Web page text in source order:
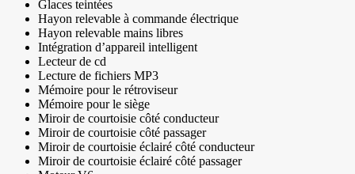
Glaces teintées
Hayon relevable à commande électrique
Hayon relevable mains libres
Intégration d’appareil intelligent
Lecteur de cd
Lecture de fichiers MP3
Mémoire pour le rétroviseur
Mémoire pour le siège
Miroir de courtoisie côté conducteur
Miroir de courtoisie côté passager
Miroir de courtoisie éclairé côté conducteur
Miroir de courtoisie éclairé côté passager